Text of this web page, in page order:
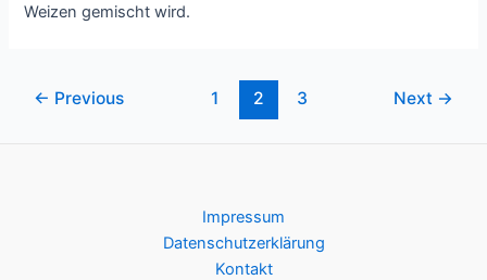
Weizen gemischt wird.
Post← Previous 1 2 3 Next →
Impressum
Datenschutzerklärung
Kontakt